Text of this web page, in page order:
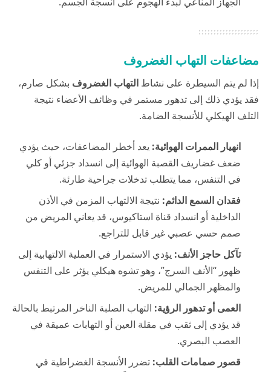
مضاعفات التهاب الغضروف
إذا لم يتم السيطرة على نشاط التهاب الغضروف بشكل صارم،
فقد يؤدي ذلك إلى تدهور مستمر في وظائف الأعضاء نتيجة
التلف الهيكلي للأنسجة الضامة.
انهيار الممرات الهوائية: يعد أخطر المضاعفات، حيث يؤدي
ضعف غضاريف القصبة الهوائية إلى انسداد جزئي أو كلي
في التنفس، مما يتطلب تدخلات جراحية طارئة.
فقدان السمع الدائم: نتيجة الالتهاب المزمن في الأذن
الداخلية أو انسداد قناة استاكيوس، قد يعاني المريض من
صمم حسي عصبي غير قابل للتراجع.
تآكل حاجز الأنف: يؤدي الاستمرار في العملية الالتهابية إلى
ظهور “الأنف السرج”، وهو تشوه هيكلي يؤثر على التنفس
والمظهر الجمالي للمريض.
العمى أو تدهور الرؤية: التهاب الصلبة الناخر المرتبط بالحالة
قد يؤدي إلى ثقب في مقلة العين أو التهابات عميقة في
العصب البصري.
قصور صمامات القلب: تضرر الأنسجة الغضراطية في